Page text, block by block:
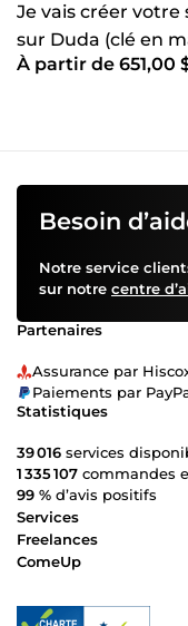
Je vais créer
sur Duda (clé en
À partir de 651,00
Besoin
Notre service
sur notre centre
Partenaires
Assurance par
Paiements par
Statistiques
39 016 services
1 335 107 commandes
99 % d’avis positifs
Services
Freelances
ComeUp